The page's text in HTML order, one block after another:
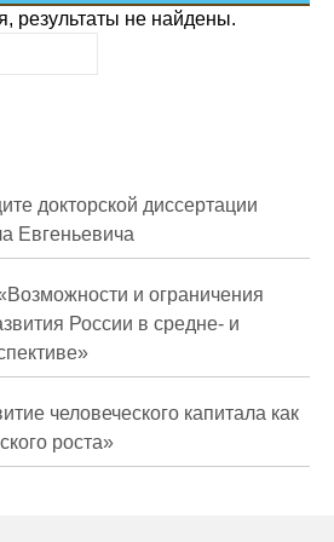
коррупции
результаты не найдены.
докторской диссертации
Евгеньевича
и ограничения
России в средне- и
человеческого капитала как
роста»